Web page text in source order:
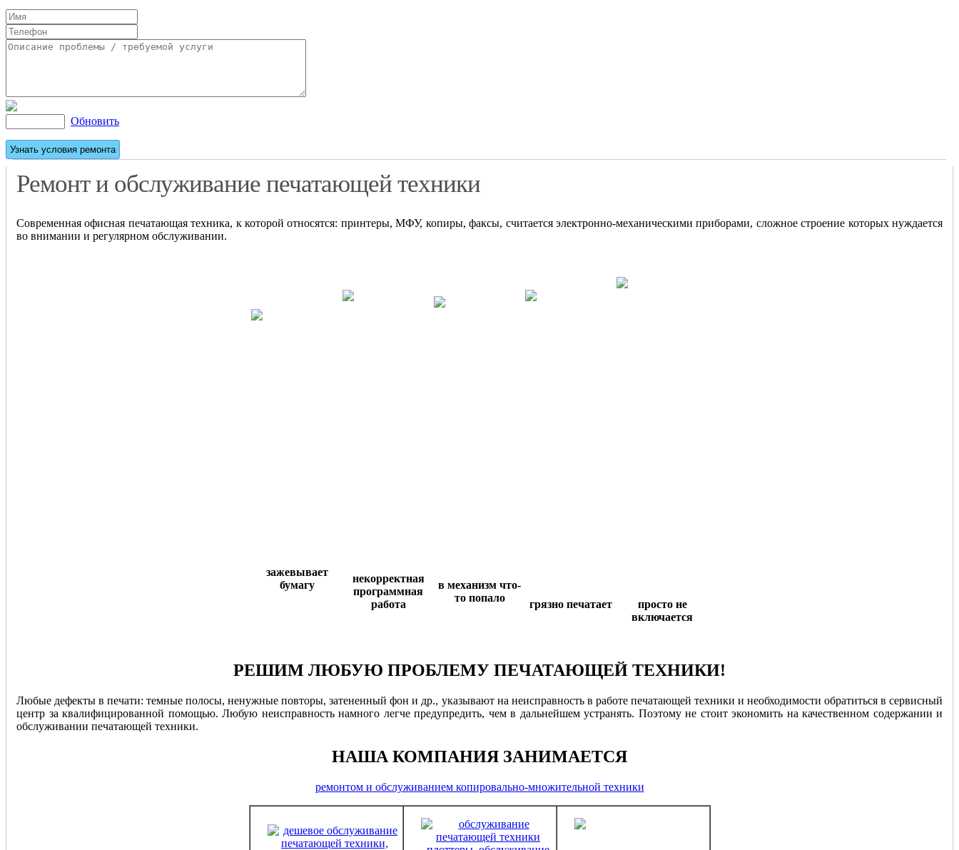
Обновить
Ремонт и обслуживание печатающей техники
Современная офисная печатающая техника, к которой относятся: принтеры, МФУ, копиры, факсы, считается электронно-механическими приборами, сложное строение которых нуждается
во внимании и регулярном обслуживании.
зажевывает
бумагу
некорректная
программная
работа
в механизм что-
то попало
грязно печатает
просто не
включается
РЕШИМ ЛЮБУЮ ПРОБЛЕМУ ПЕЧАТАЮЩЕЙ ТЕХНИКИ!
Любые дефекты в печати: темные полосы, ненужные повторы, затененный фон и др., указывают на неисправность в работе печатающей техники и необходимости обратиться в сервисный
центр за квалифицированной помощью. Любую неисправность намного легче предупредить, чем в дальнейшем устранять. Поэтому не стоит экономить на качественном содержании и
обслуживании печатающей техники.
НАША КОМПАНИЯ ЗАНИМАЕТСЯ
ремонтом и обслуживанием копировально-множительной техники